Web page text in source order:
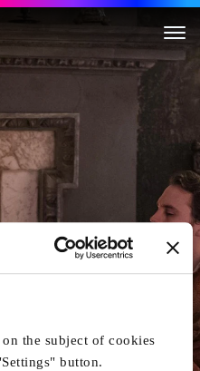
the subject of cookies
button.